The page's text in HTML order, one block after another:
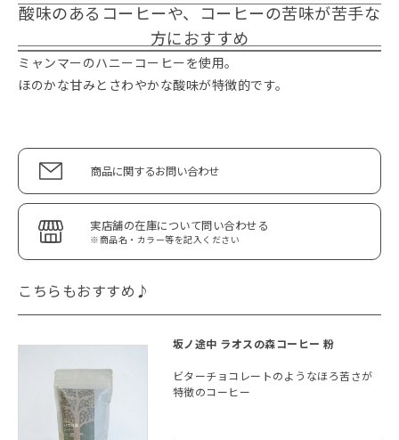
酸味のあるコーヒーや、コーヒーの苦味が苦手な
方におすすめ
ミャンマーのハニーコーヒーを使用。
ほのかな甘みとさわやかな酸味が特徴的です。
商品に関するお問い合わせ
実店舗の在庫について問い合わせる
※商品名・カラー等を記入ください
こちらもおすすめ♪
坂ノ途中 ラオスの森コーヒー 粉
ビターチョコレートのようなほろ苦さが
特徴のコーヒー